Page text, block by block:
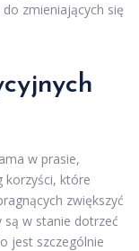
zmieniających się
w prasie,
korzyści, które
zwiększyć
w stanie dotrzeć
jest szczególnie